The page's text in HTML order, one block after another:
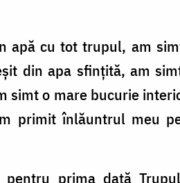
apă cu tot trupul, am
din apa sfințită, am
simt o mare bucurie
primit înlăuntrul meu
pentru prima dată